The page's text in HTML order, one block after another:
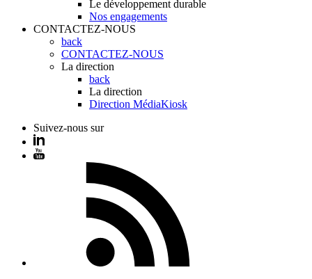
Le développement durable
Nos engagements
CONTACTEZ-NOUS
back
CONTACTEZ-NOUS
La direction
back
La direction
Direction MédiaKiosk
Suivez-nous sur